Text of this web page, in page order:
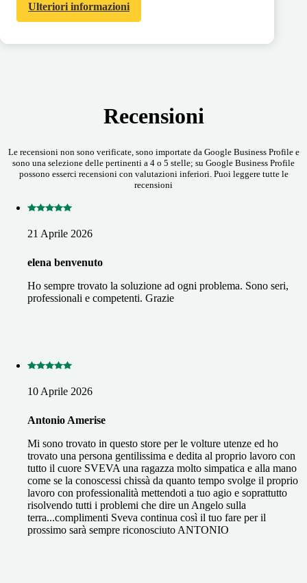
Ulteriori informazioni
Recensioni
Le recensioni non sono verificate, sono importate da Google Business Profile e
sono una selezione delle pertinenti a 4 o 5 stelle; su Google Business Profile
possono esserci recensioni con valutazioni inferiori. Puoi leggere tutte le
recensioni
21 Aprile 2026
elena benvenuto
Ho sempre trovato la soluzione ad ogni problema. Sono seri,
professionali e competenti. Grazie
10 Aprile 2026
Antonio Amerise
Mi sono trovato in questo store per le volture utenze ed ho
trovato una persona gentilissima e dedita al proprio lavoro con
tutto il cuore SVEVA una ragazza molto simpatica e alla mano
come se la conoscessi chissà da quanto tempo svolge il proprio
lavoro con professionalità mettendoti a tuo agio e soprattutto
risolvendo tutti i problemi che dire un Angelo sulla
terra...complimenti Sveva continua così il tuo fare per il
prossimo sarà sempre riconosciuto ANTONIO